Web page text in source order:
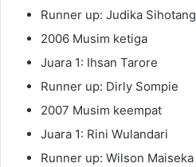
Runner up: Judika Sihotang
2006 Musim ketiga
Juara 1: Ihsan Tarore
Runner up: Dirly Sompie
2007 Musim keempat
Juara 1: Rini Wulandari
Runner up: Wilson Maiseka